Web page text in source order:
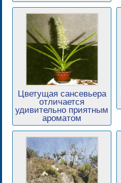
Цветущая сансевьера
отличается
удивительно приятным
ароматом